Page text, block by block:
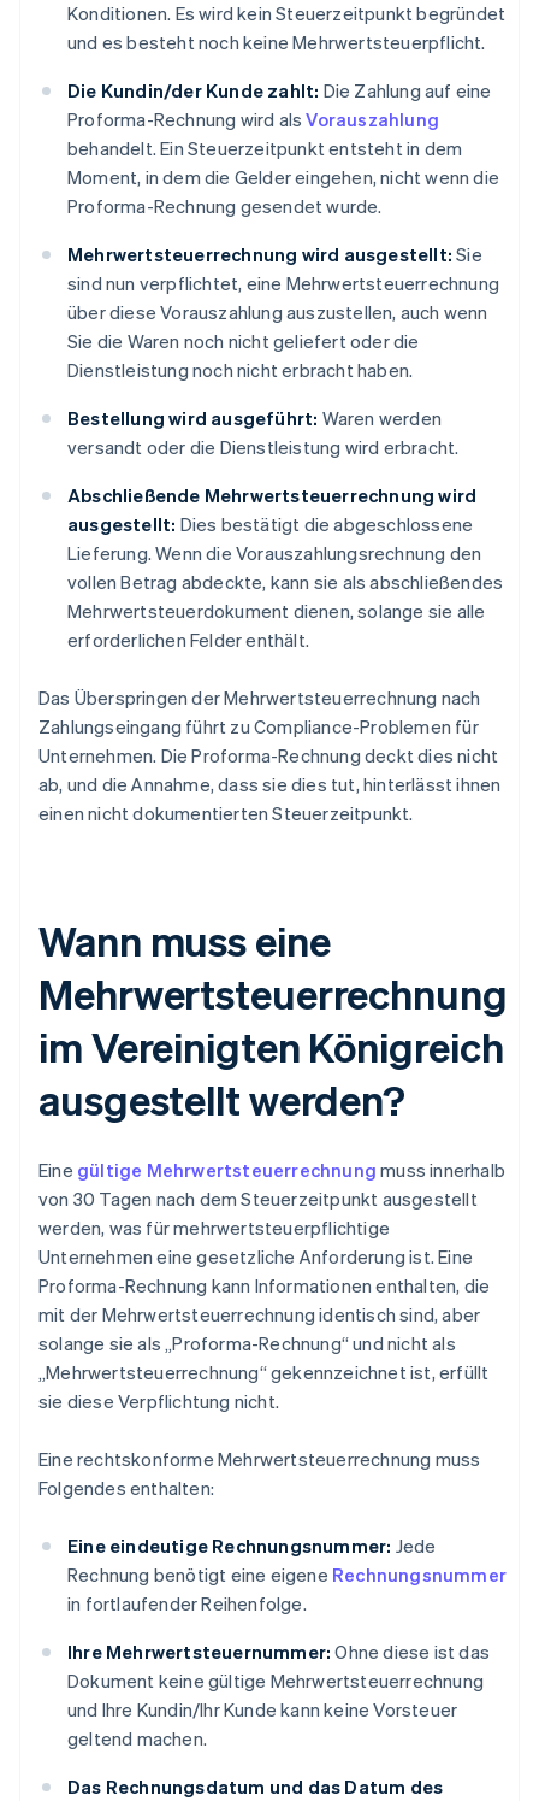
Konditionen. Es wird kein Steuerzeitpunkt begründet
und es besteht noch keine Mehrwertsteuerpflicht.
Die Kundin/der Kunde zahlt: Die Zahlung auf eine
Proforma-Rechnung wird alsVorauszahlung
behandelt. Ein Steuerzeitpunkt entsteht in dem
Moment, in dem die Gelder eingehen, nicht wenn die
Proforma-Rechnung gesendet wurde.
Mehrwertsteuerrechnung wird ausgestellt: Sie
sind nun verpflichtet, eine Mehrwertsteuerrechnung
über diese Vorauszahlung auszustellen, auch wenn
Sie die Waren noch nicht geliefert oder die
Dienstleistung noch nicht erbracht haben.
Bestellung wird ausgeführt: Waren werden
versandt oder die Dienstleistung wird erbracht.
Abschließende Mehrwertsteuerrechnung wird
ausgestellt: Dies bestätigt die abgeschlossene
Lieferung. Wenn die Vorauszahlungsrechnung den
vollen Betrag abdeckte, kann sie als abschließendes
Mehrwertsteuerdokument dienen, solange sie alle
erforderlichen Felder enthält.
Das Überspringen der Mehrwertsteuerrechnung nach
Zahlungseingang führt zu Compliance-Problemen für
Unternehmen. Die Proforma-Rechnung deckt dies nicht
ab, und die Annahme, dass sie dies tut, hinterlässt ihnen
einen nicht dokumentierten Steuerzeitpunkt.
Wann muss eine
Mehrwertsteuerrechnung
im Vereinigten Königreich
ausgestellt werden?
Eine gültige Mehrwertsteuerrechnung muss innerhalb
von 30 Tagen nach dem Steuerzeitpunkt ausgestellt
werden, was für mehrwertsteuerpflichtige
Unternehmen eine gesetzliche Anforderung ist. Eine
Proforma-Rechnung kann Informationen enthalten, die
mit der Mehrwertsteuerrechnung identisch sind, aber
solange sie als „Proforma-Rechnung“ und nicht als
„Mehrwertsteuerrechnung“ gekennzeichnet ist, erfüllt
sie diese Verpflichtung nicht.
Eine rechtskonforme Mehrwertsteuerrechnung muss
Folgendes enthalten:
Eine eindeutige Rechnungsnummer: Jede
Rechnung benötigt eine eigene Rechnungsnummer
in fortlaufender Reihenfolge.
Ihre Mehrwertsteuernummer: Ohne diese ist das
Dokument keine gültige Mehrwertsteuerrechnung
und Ihre Kundin/Ihr Kunde kann keine Vorsteuer
geltend machen.
Das Rechnungsdatum und das Datum des